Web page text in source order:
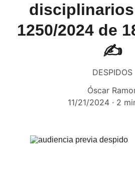
disciplinarios
1250/2024 de
✍️
DESPIDOS
Óscar
11/21/2024
2